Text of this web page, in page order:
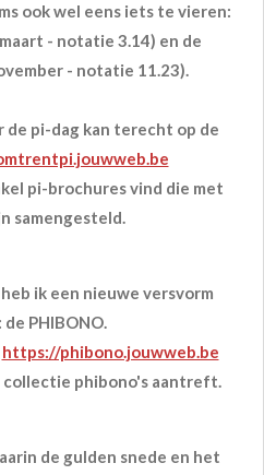
ook wel eens iets te vieren:
- notatie 3.14) en de
- notatie 11.23).
pi-dag kan terecht op de
pi-brochures vind die met
samengesteld.
ik een nieuwe versvorm
PHIBONO.
https://phibono.jouwweb.be
phibono's aantreft.
de gulden snede en het